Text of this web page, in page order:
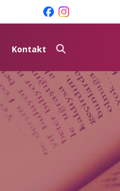
Kontakt